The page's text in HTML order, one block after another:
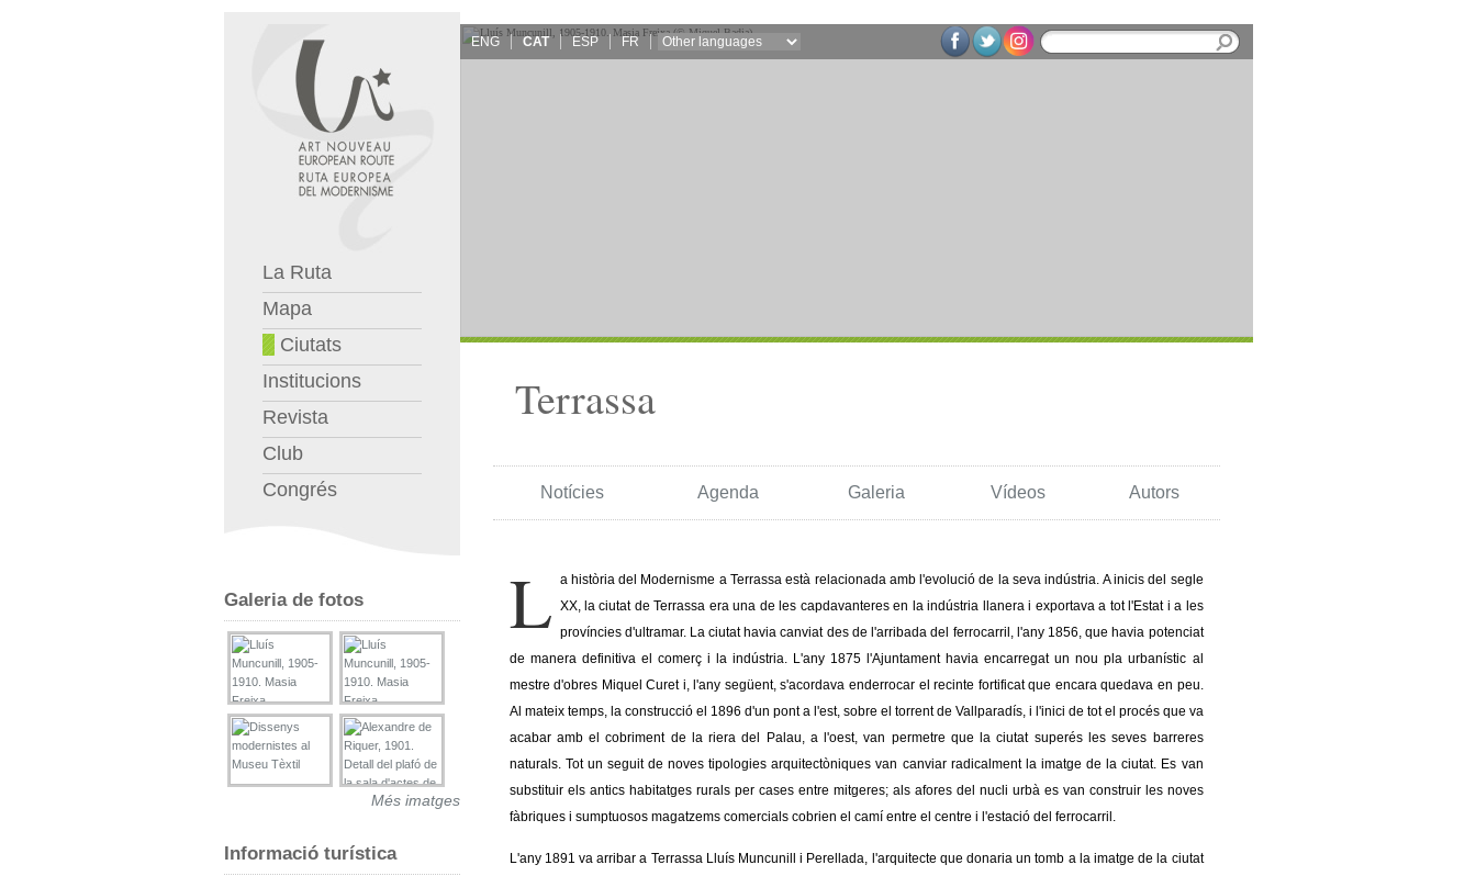
La Ruta
Mapa
Ciutats
Institucions
Revista
Club
Congrés
Galeria de fotos
Més imatges
Informació turística
ENG CAT ESP FR
Terrassa
Notícies Agenda Galeria Vídeos Autors
L a història del Modernisme a Terrassa està relacionada amb l'evolució de la seva indústria. A inicis del segle
XX, la ciutat de Terrassa era una de les capdavanteres en la indústria llanera i exportava a tot l'Estat i a les
províncies d'ultramar. La ciutat havia canviat des de l'arribada del ferrocarril, l'any 1856, que havia potenciat
de manera definitiva el comerç i la indústria. L'any 1875 l'Ajuntament havia encarregat un nou pla urbanístic al
mestre d'obres Miquel Curet i, l'any següent, s'acordava enderrocar el recinte fortificat que encara quedava en peu.
Al mateix temps, la construcció el 1896 d'un pont a l'est, sobre el torrent de Vallparadís, i l'inici de tot el procés que va
acabar amb el cobriment de la riera del Palau, a l'oest, van permetre que la ciutat superés les seves barreres
naturals. Tot un seguit de noves tipologies arquitectòniques van canviar radicalment la imatge de la ciutat. Es van
substituir els antics habitatges rurals per cases entre mitgeres; als afores del nucli urbà es van construir les noves
fàbriques i sumptuosos magatzems comercials cobrien el camí entre el centre i l'estació del ferrocarril.
L'any 1891 va arribar a Terrassa Lluís Muncunill i Perellada, l'arquitecte que donaria un tomb a la imatge de la ciutat